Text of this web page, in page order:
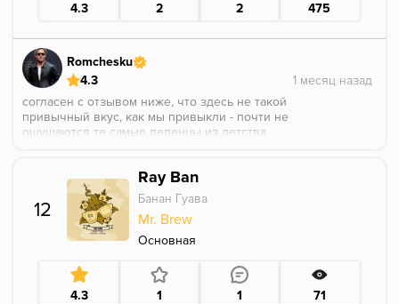
4.3 2 2 475
Romchesku
4.3
согласен с отзывом ниже, что здесь не такой
привычный вкус, как мы привыкли - почти не
ощущаются те самые леденцы из детства
приятный и узнаваемый, в миксах не терялся
12
Ray Ban
Банан Гуава
Mr. Brew
Основная
4.3 1 1 71